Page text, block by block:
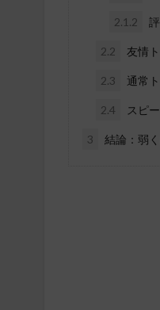
2.1.2
2.2 友情
2.3 通常
2.4 スピ
3 結論：弱